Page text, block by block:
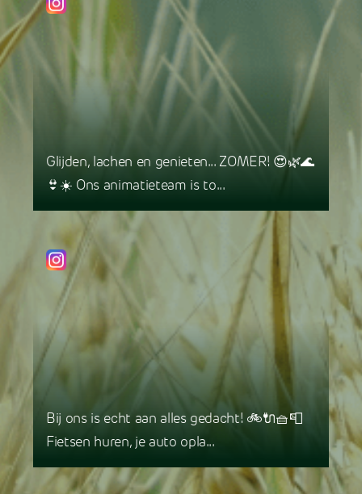
Glijden, lachen en genieten... ZOMER! 😍🌿🌊
👙☀️ Ons animatieteam is to...
Bij ons is echt aan alles gedacht! 🚲🔌🧺📮
Fietsen huren, je auto opla...